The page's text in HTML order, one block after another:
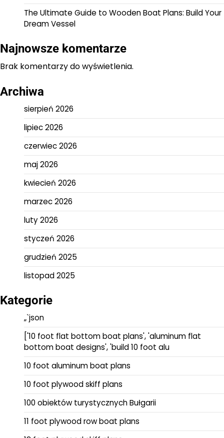
The Ultimate Guide to Wooden Boat Plans: Build Your
Dream Vessel
Najnowsze komentarze
Brak komentarzy do wyświetlenia.
Archiwa
sierpień 2026
lipiec 2026
czerwiec 2026
maj 2026
kwiecień 2026
marzec 2026
luty 2026
styczeń 2026
grudzień 2025
listopad 2025
Kategorie
„`json
['10 foot flat bottom boat plans', 'aluminum flat
bottom boat designs', 'build 10 foot alu
10 foot aluminum boat plans
10 foot plywood skiff plans
100 obiektów turystycznych Bułgarii
11 foot plywood row boat plans